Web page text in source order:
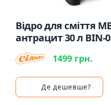
Відро для сміття
антрацит 30 л BIN-
1499 грн.
Де дешевше?